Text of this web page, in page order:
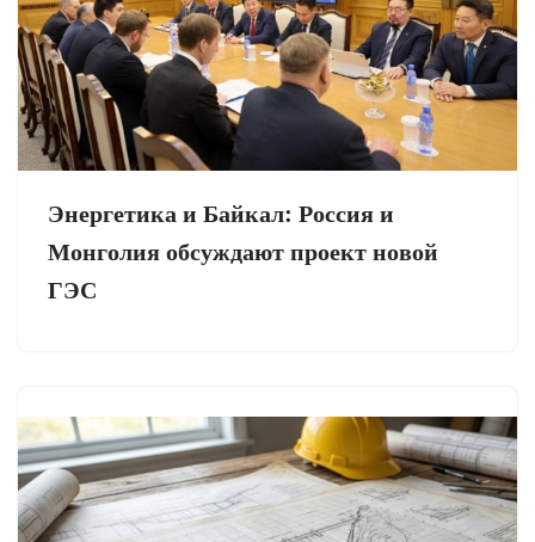
Энергетика и Байкал: Россия и
Монголия обсуждают проект новой
ГЭС